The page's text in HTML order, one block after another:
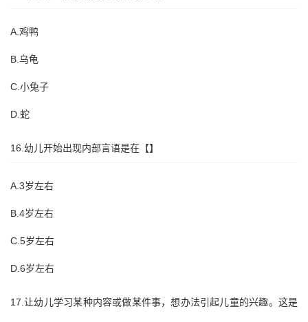
A.鸡鸭
B.乌龟
C.小兔子
D.蛇
16.幼儿开始出现内部言语是在【】
A.3岁左右
B.4岁左右
C.5岁左右
D.6岁左右
17.让幼儿学习某种内容或做某件事，想办法引起儿童的兴趣。这是